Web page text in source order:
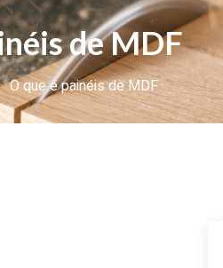
de MDF
O que é painéis de MDF